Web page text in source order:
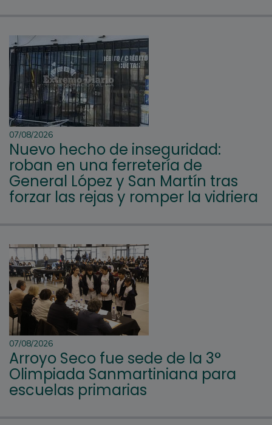
07/08/2026
Nuevo hecho de inseguridad:
roban en una ferretería de
General López y San Martín tras
forzar las rejas y romper la vidriera
07/08/2026
Arroyo Seco fue sede de la 3°
Olimpiada Sanmartiniana para
escuelas primarias